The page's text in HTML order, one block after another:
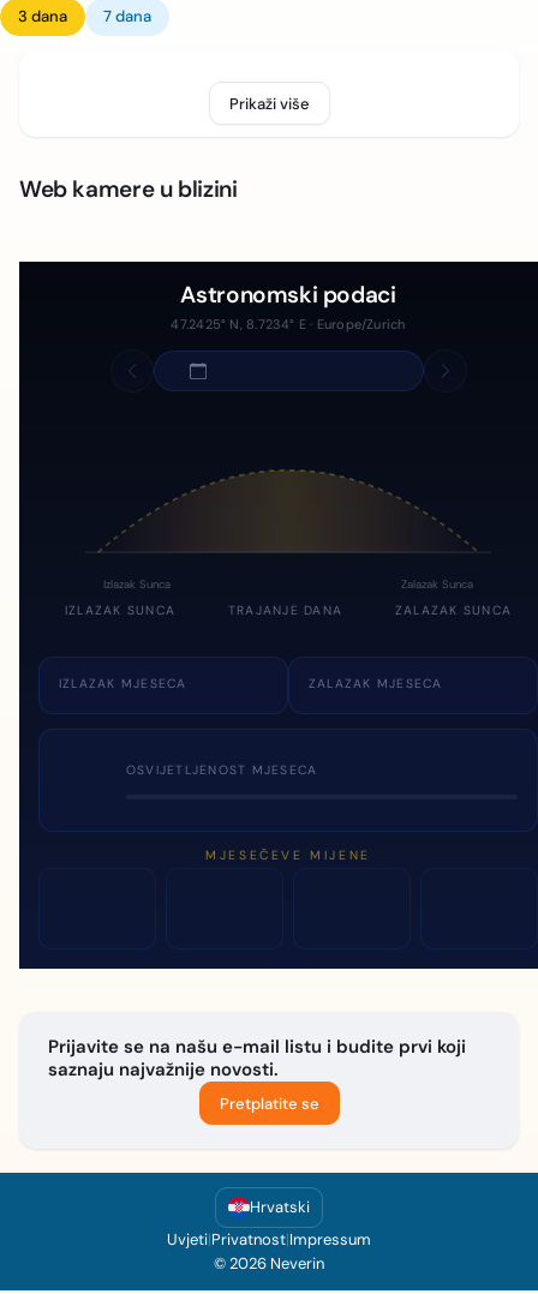
3 dana 7 dana
Prikaži više
Web kamere u blizini
Astronomski podaci
47.2425° N, 8.7234° E · Europe/Zurich
Izlazak Sunca Zalazak Sunca
IZLAZAK SUNCA TRAJANJE DANA ZALAZAK SUNCA
IZLAZAK MJESECA ZALAZAK MJESECA
OSVIJETLJENOST MJESECA
MJESEČEVE MIJENE
Prijavite se na našu e-mail listu i budite prvi koji
saznaju najvažnije novosti.
Pretplatite se
Hrvatski
Uvjeti|Privatnost|Impressum
© 2026 Neverin